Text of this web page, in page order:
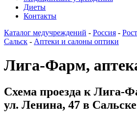
Диеты
Контакты
Каталог медучреждений - Россия -
Сальск - Аптеки и салоны оптики
Лига-Фарм,
Схема проезда к Лига-
ул. Ленина, 47 в Сальске